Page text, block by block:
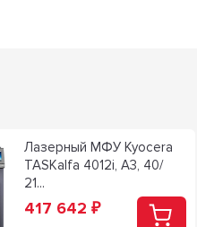
Лазерный МФУ Kyocera
TASKalfa 4012i, A3, 40/
21...
417 642₽